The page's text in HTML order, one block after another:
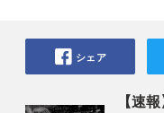
【速
シェア